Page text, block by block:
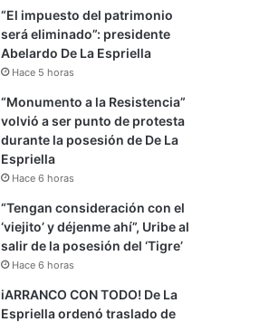
“El impuesto del patrimonio
será eliminado”: presidente
Abelardo De La Espriella
Hace 5 horas
“Monumento a la Resistencia”
volvió a ser punto de protesta
durante la posesión de De La
Espriella
Hace 6 horas
“Tengan consideración con el
‘viejito’ y déjenme ahí”, Uribe al
salir de la posesión del ‘Tigre’
Hace 6 horas
iARRANCO CON TODO! De La
Espriella ordenó traslado de